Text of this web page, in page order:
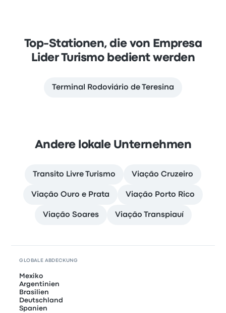
Top-Stationen, die von Empresa
Lider Turismo bedient werden
Terminal Rodoviário de Teresina
Andere lokale Unternehmen
Transito Livre Turismo Viação Cruzeiro
Viação Ouro e Prata Viação Porto Rico
Viação Soares Viação Transpiauí
GLOBALE ABDECKUNG
Mexiko
Argentinien
Brasilien
Deutschland
Spanien